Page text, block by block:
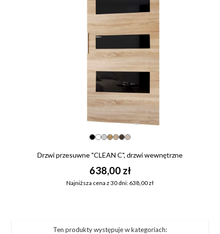
Drzwi przesuwne "CLEAN C", drzwi wewnętrzne
638,00 zł
Najniższa cena z 30 dni: 638,00 zł
Ten produkty występuje w kategoriach: